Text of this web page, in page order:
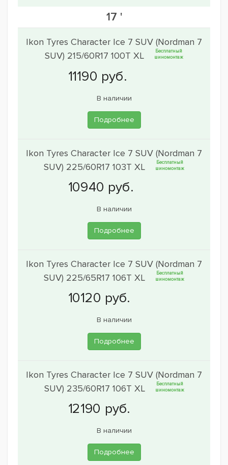
17 '
Ikon Tyres Character Ice 7 SUV (Nordman 7
SUV) 215/60R17 100T XL
Бесплатный
шиномонтаж
В наличии
Подробнее
Ikon Tyres Character Ice 7 SUV (Nordman 7
SUV) 225/60R17 103T XL
Бесплатный
шиномонтаж
В наличии
Подробнее
Ikon Tyres Character Ice 7 SUV (Nordman 7
SUV) 225/65R17 106T XL
Бесплатный
шиномонтаж
В наличии
Подробнее
Ikon Tyres Character Ice 7 SUV (Nordman 7
SUV) 235/60R17 106T XL
Бесплатный
шиномонтаж
В наличии
Подробнее